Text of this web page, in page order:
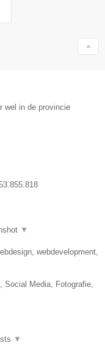
wel in de provincie
▼
webdevelopment,
Social Media, Fotografie,
▼